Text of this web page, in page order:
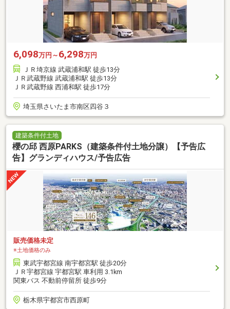
6,098万円～ 6,298万円
ＪＲ埼京線 武蔵浦和駅 徒歩13分
ＪＲ武蔵野線 武蔵浦和駅 徒歩13分
ＪＲ武蔵野線 西浦和駅 徒歩17分
埼玉県さいたま市南区四谷３
建築条件付土地
櫻の邱 西原PARKS（建築条件付土地分譲）【予告広
告】グランディハウス/予告広告
販売価格未定
※土地価格のみ
東武宇都宮線 南宇都宮駅 徒歩20分
ＪＲ宇都宮線 宇都宮駅 車利用 3.1km
関東バス 不動前停留所 徒歩9分
栃木県宇都宮市西原町